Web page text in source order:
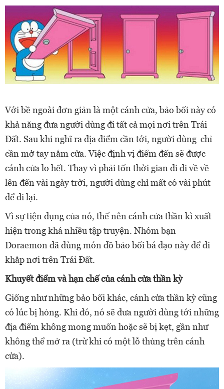
Với bề ngoài đơn giản là một cánh cửa, bảo bối này có
khả năng đưa người dùng đi tất cả mọi nơi trên Trái
Đất. Sau khi nghĩ ra địa điểm cần tới, người dùng chỉ
cần mở tay nắm cửa. Việc định vị điểm đến sẽ được
cánh cửa lo hết. Thay vì phải tốn thời gian đi đi về về
lên đến vài ngày trời, người dùng chỉ mất có vài phút
để đi lại.
Vì sự tiện dụng của nó, thế nên cánh cửa thần kì xuất
hiện trong khá nhiều tập truyện. Nhóm bạn
Doraemon đã dùng món đồ bảo bối bá đạo này để đi
khắp nơi trên Trái Đất.
Khuyết điểm và hạn chế của cánh cửa thần kỳ
Giống như những bảo bối khác, cánh cửa thần kỳ cũng
có lúc bị hỏng. Khi đó, nó sẽ đưa người dùng tới những
địa điểm không mong muốn hoặc sẽ bị kẹt, gần như
không thể mở ra (trừ khi có một lỗ thủng trên cánh
cửa).